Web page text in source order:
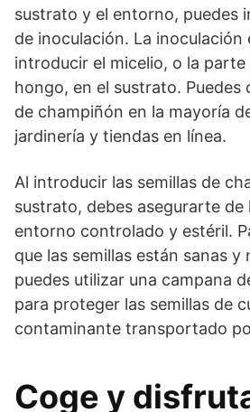
sustrato y el entorno, puedes
de inoculación. La inoculación
introducir el micelio, o la
hongo, en el sustrato. Puedes
de champiñón en la mayoría
jardinería y tiendas en línea.
Al introducir las semillas de
sustrato, debes asegurarte de
entorno controlado y estéril.
que las semillas están sanas
puedes utilizar una campana
para proteger las semillas de
contaminante transportado
Coge y